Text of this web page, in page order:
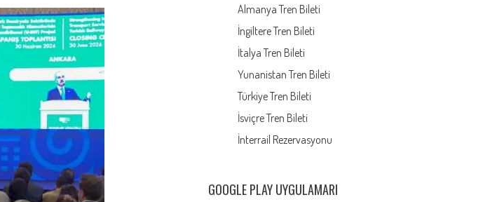
Almanya Tren Bileti
İngiltere Tren Bileti
İtalya Tren Bileti
Yunanistan Tren Bileti
Türkiye Tren Bileti
İsviçre Tren Bileti
İnterrail Rezervasyonu
GOOGLE PLAY UYGULAMARI